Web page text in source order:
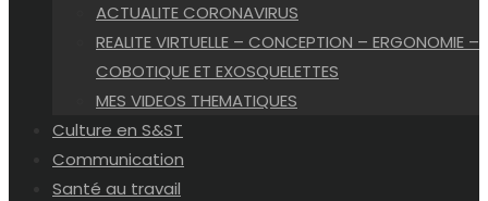
ACTUALITE CORONAVIRUS
REALITE VIRTUELLE – CONCEPTION – ERGONOMIE –
COBOTIQUE ET EXOSQUELETTES
MES VIDEOS THEMATIQUES
Culture en S&ST
Communication
Santé au travail